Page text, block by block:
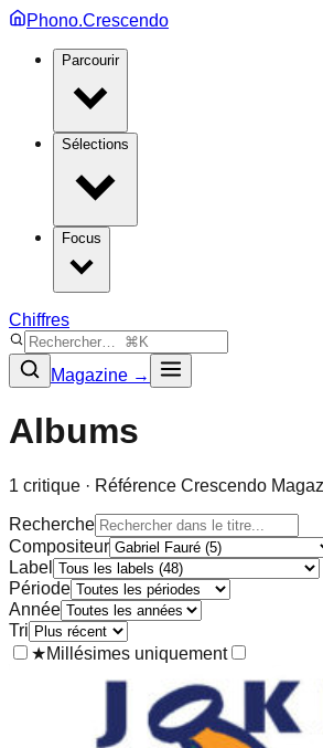
Phono.Crescendo
Parcourir
Sélections
Focus
Chiffres
Magazine →
Albums
1 critique · Référence Crescendo
Recherche
Compositeur
Label
Période
Année
Tri
★Millésimes uniquement